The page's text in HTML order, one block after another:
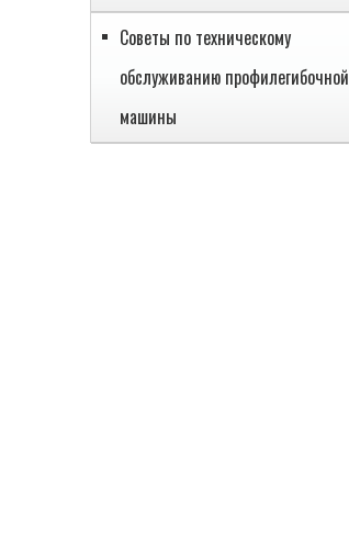
Советы по техническому
обслуживанию профилегибочной
машины